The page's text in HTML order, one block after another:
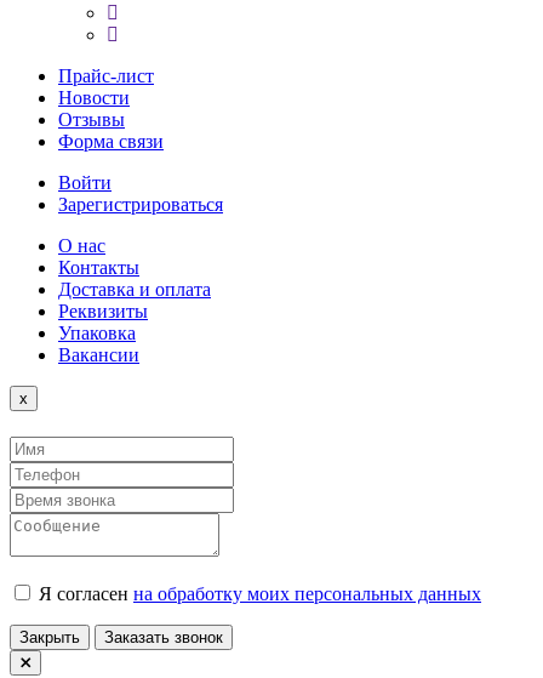
Прайс-лист
Новости
Отзывы
Форма связи
Войти
Зарегистрироваться
О нас
Контакты
Доставка и оплата
Реквизиты
Упаковка
Вакансии
x
Я согласен на обработку моих персональных данных
Закрыть Заказать звонок